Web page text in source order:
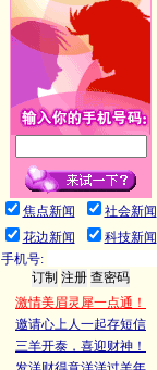
焦点新闻
社会新闻
花边新闻
科技新闻
手机号:
激情美眉灵犀一点通！
邀请心上人一起存短信
三羊开泰，喜迎财神！